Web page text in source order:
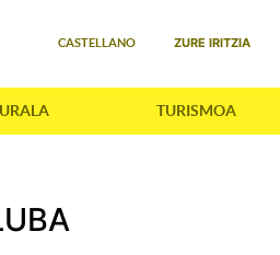
CASTELLANO ZURE IRITZIA
TURISMOA